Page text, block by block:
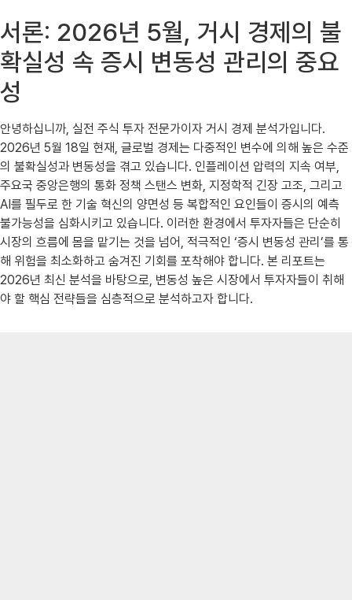
서론: 2026년 5월, 거시 경제의 불
확실성 속 증시 변동성 관리의 중요
성
안녕하십니까, 실전 주식 투자 전문가이자 거시 경제 분석가입니다.
2026년 5월 18일 현재, 글로벌 경제는 다중적인 변수에 의해 높은 수준
의 불확실성과 변동성을 겪고 있습니다. 인플레이션 압력의 지속 여부,
주요국 중앙은행의 통화 정책 스탠스 변화, 지정학적 긴장 고조, 그리고
AI를 필두로 한 기술 혁신의 양면성 등 복합적인 요인들이 증시의 예측
불가능성을 심화시키고 있습니다. 이러한 환경에서 투자자들은 단순히
시장의 흐름에 몸을 맡기는 것을 넘어, 적극적인 ‘증시 변동성 관리’를 통
해 위험을 최소화하고 숨겨진 기회를 포착해야 합니다. 본 리포트는
2026년 최신 분석을 바탕으로, 변동성 높은 시장에서 투자자들이 취해
야 할 핵심 전략들을 심층적으로 분석하고자 합니다.